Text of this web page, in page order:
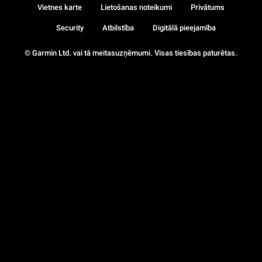
© Garmin Ltd. vai tā meitasuzņēmumi. Visas tiesības paturētas.
Vietnes karte Lietošanas noteikumi Privātums
Security Atbilstība Digitālā pieejamība